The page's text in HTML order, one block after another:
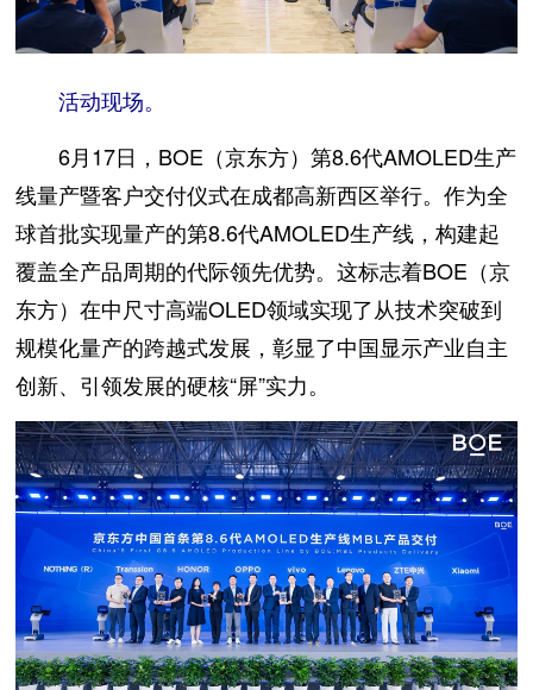
活动现场。
6月17日，BOE（京东方）第8.6代AMOLED生产
线量产暨客户交付仪式在成都高新西区举行。作为全
球首批实现量产的第8.6代AMOLED生产线，构建起
覆盖全产品周期的代际领先优势。这标志着BOE（京
东方）在中尺寸高端OLED领域实现了从技术突破到
规模化量产的跨越式发展，彰显了中国显示产业自主
创新、引领发展的硬核“屏”实力。